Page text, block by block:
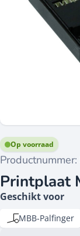
Productnummer:
Op voorraad
Printplaat
Geschikt voor
MBB-Palfinger